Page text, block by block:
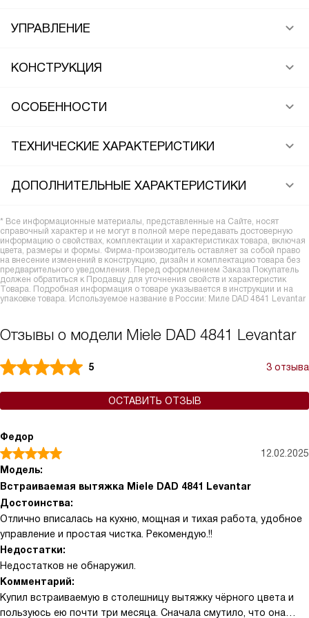
УПРАВЛЕНИЕ
КОНСТРУКЦИЯ
ОСОБЕННОСТИ
ТЕХНИЧЕСКИЕ ХАРАКТЕРИСТИКИ
ДОПОЛНИТЕЛЬНЫЕ ХАРАКТЕРИСТИКИ
* Все информационные материалы, представленные на Сайте, носят
справочный характер и не могут в полной мере передавать достоверную
информацию о свойствах, комплектации и характеристиках товара, включая
цвета, размеры и формы. Фирма-производитель оставляет за собой право
на внесение изменений в конструкцию, дизайн и комплектацию товара без
предварительного уведомления. Перед оформлением Заказа Покупатель
должен обратиться к Продавцу для уточнения свойств и характеристик
Товара. Подробная информация о товаре указывается в инструкции и на
упаковке товара. Используемое название в России: Миле DAD 4841 Levantar
Отзывы о модели Miele DAD 4841 Levantar
5 3 отзыва
ОСТАВИТЬ ОТЗЫВ
Федор
12.02.2025
Модель:
Встраиваемая вытяжка Miele DAD 4841 Levantar
Достоинства:
Отлично вписалась на кухню, мощная и тихая работа, удобное
управление и простая чистка. Рекомендую.!!
Недостатки:
Недостатков не обнаружил.
Комментарий:
Купил встраиваемую в столешницу вытяжку чёрного цвета и
пользуюсь ею почти три месяца. Сначала смутило, что она